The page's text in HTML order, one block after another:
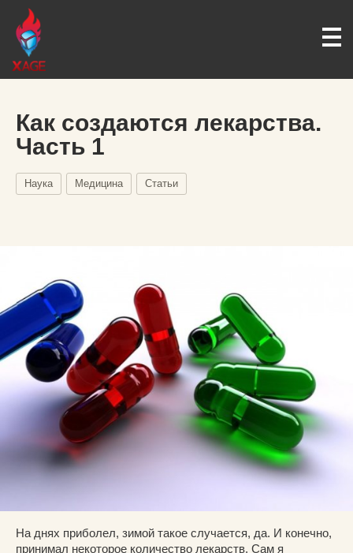
Как создаются лекарства.
Часть 1
Наука Медицина Статьи
На днях приболел, зимой такое случается, да. И конечно,
принимал некоторое количество лекарств. Сам я